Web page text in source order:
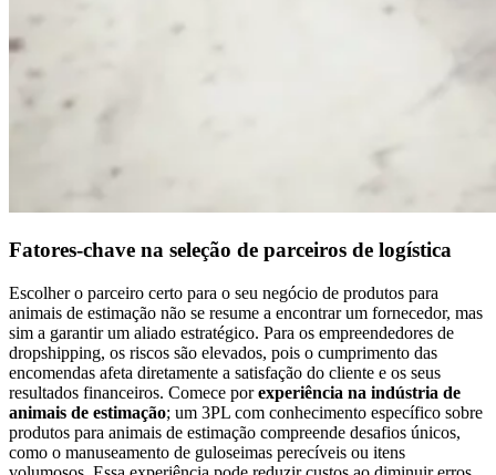
Fatores-chave na seleção de parceiros de logística
Escolher o parceiro certo para o seu negócio de produtos para
animais de estimação não se resume a encontrar um fornecedor, mas
sim a garantir um aliado estratégico. Para os empreendedores de
dropshipping, os riscos são elevados, pois o cumprimento das
encomendas afeta diretamente a satisfação do cliente e os seus
resultados financeiros. Comece porexperiência na indústria de
animais de estimação; um 3PL com conhecimento específico sobre
produtos para animais de estimação compreende desafios únicos,
como o manuseamento de guloseimas perecíveis ou itens